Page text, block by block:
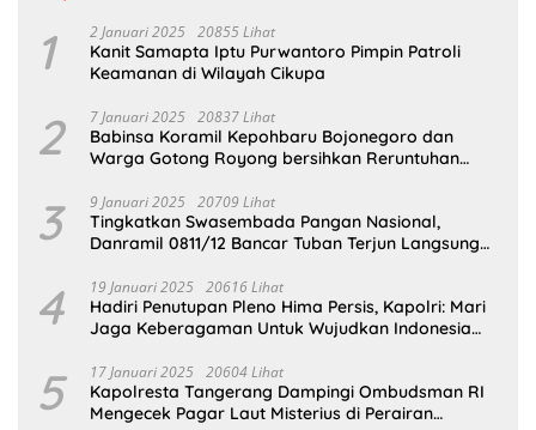
1 2 Januari 2025 20855 Lihat
Kanit Samapta Iptu Purwantoro Pimpin Patroli
Keamanan di Wilayah Cikupa
2 7 Januari 2025 20837 Lihat
Babinsa Koramil Kepohbaru Bojonegoro dan
Warga Gotong Royong bersihkan Reruntuhan
3 9 Januari 2025 20709 Lihat
Tingkatkan Swasembada Pangan Nasional,
Danramil 0811/12 Bancar Tuban Terjun Langsung
4 19 Januari 2025 20616 Lihat
Hadiri Penutupan Pleno Hima Persis, Kapolri: Mari
Jaga Keberagaman Untuk Wujudkan Indonesia
5 17 Januari 2025 20604 Lihat
Kapolresta Tangerang Dampingi Ombudsman RI
Mengecek Pagar Laut Misterius di Perairan